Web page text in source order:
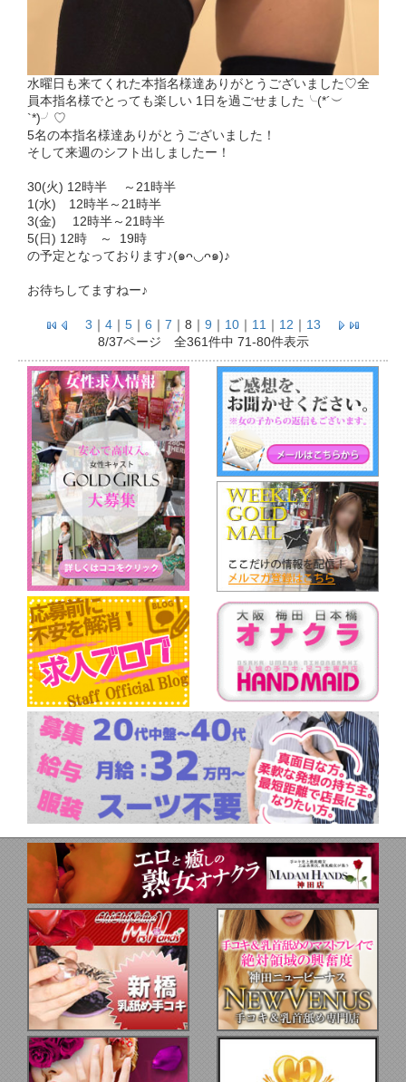
水曜日も来てくれた本指名様達ありがとうございました♡全
員本指名様でとっても楽しい 1日を過ごせました╰(*´︶
`*)╯♡
5名の本指名様達ありがとうございました！
そして来週のシフト出しましたー！
30(火) 12時半 ～21時半
1(水) 12時半～21時半
3(金) 12時半～21時半
5(日) 12時 ～ 19時
の予定となっております♪(๑ᴖ◡ᴖ๑)♪
お待ちしてますねー♪
3 ｜ 4 ｜ 5 ｜ 6 ｜ 7 ｜ 8 ｜ 9 ｜ 10 ｜ 11 ｜ 12 ｜ 13
8/37ページ 全361件中 71-80件表示